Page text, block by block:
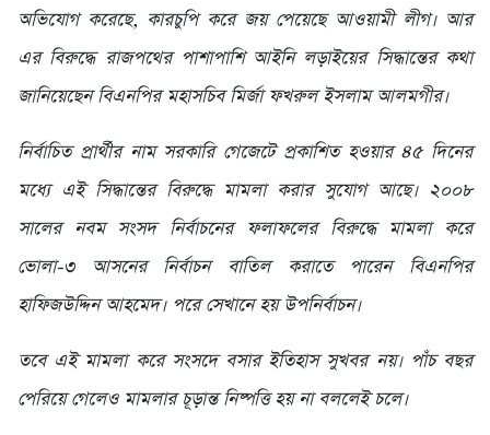
অভিযোগ করেছে, কারচুপি করে জয় পেয়েছে আওয়ামী লীগ। আর
এর বিরুদ্ধে রাজপথের পাশাপাশি আইনি লড়াইয়ের সিদ্ধান্তের কথা
জানিয়েছেন বিএনপির মহাসচিব মির্জা ফখরুল ইসলাম আলমগীর।
নির্বাচিত প্রার্থীর নাম সরকারি গেজেটে প্রকাশিত হওয়ার ৪৫ দিনের
মধ্যে এই সিদ্ধান্তের বিরুদ্ধে মামলা করার সুযোগ আছে। ২০০৮
সালের নবম সংসদ নির্বাচনের ফলাফলের বিরুদ্ধে মামলা করে
ভোলা-৩ আসনের নির্বাচন বাতিল করাতে পারেন বিএনপির
হাফিজউদ্দিন আহমেদ। পরে সেখানে হয় উপনির্বাচন।
তবে এই মামলা করে সংসদে বসার ইতিহাস সুখবর নয়। পাঁচ বছর
পেরিয়ে গেলেও মামলার চূড়ান্ত নিষ্পত্তি হয় না বললেই চলে।